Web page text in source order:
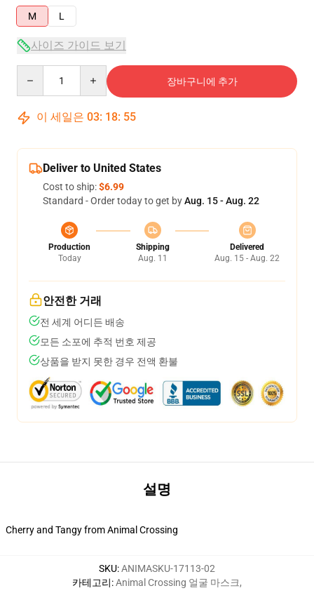
M
L
사이즈 가이드 보기
장바구니에 추가
이 세일은 03: 18: 54
Deliver to United States
Cost to ship:$6.99
Standard - Order today to get byAug. 15 - Aug. 22
Production
Today
Shipping
Aug. 11
Delivered
Aug. 15 - Aug. 22
안전한 거래
전 세계 어디든 배송
모든 소포에 추적 번호 제공
상품을 받지 못한 경우 전액 환불
설명
Cherry and Tangy from Animal Crossing
SKU:ANIMASKU-17113-02
카테고리:Animal Crossing 얼굴 마스크,